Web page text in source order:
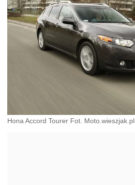
Hona Accord Tourer Fot. Moto.wieszjak.pl